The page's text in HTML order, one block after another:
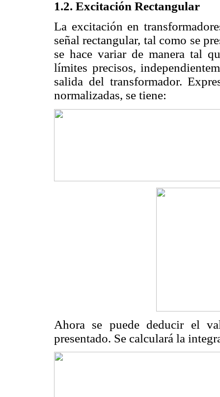
1.2. Excitación Rectangular
La excitación en
señal rectangular, tal como se
se hace variar de manera tal
límites precisos,
salida del transformador.
normalizadas, se tiene:
Ahora se puede deducir el
presentado. Se calculará la